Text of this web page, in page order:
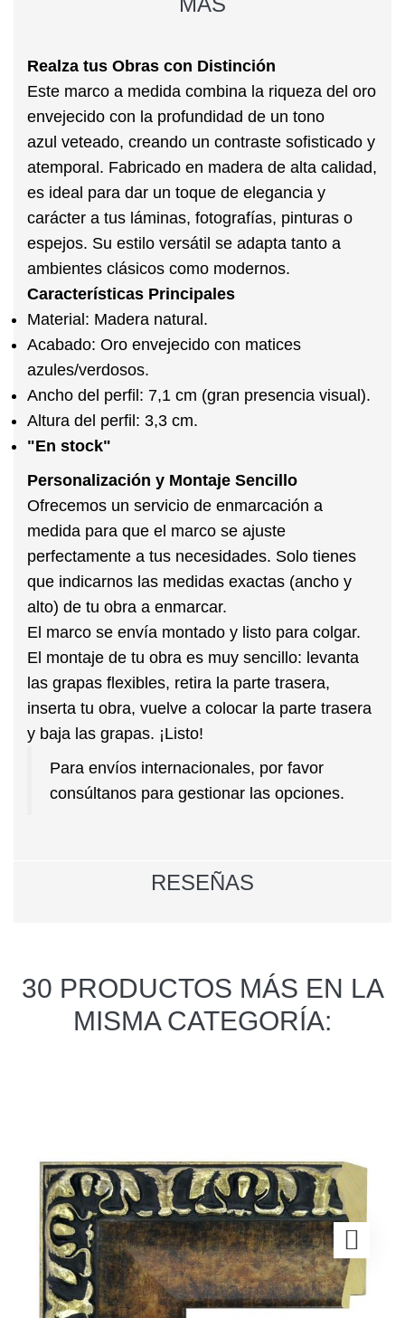
Realza tus Obras con Distinción
Este marco a medida combina la riqueza del oro
envejecido con la profundidad de un tono
azul veteado, creando un contraste sofisticado y
atemporal. Fabricado en madera de alta calidad,
es ideal para dar un toque de elegancia y
carácter a tus láminas, fotografías, pinturas o
espejos. Su estilo versátil se adapta tanto a
ambientes clásicos como modernos.
Características Principales
Material: Madera natural.
Acabado: Oro envejecido con matices
azules/verdosos.
Ancho del perfil: 7,1 cm (gran presencia visual).
Altura del perfil: 3,3 cm.
"En stock"
Personalización y Montaje Sencillo
Ofrecemos un servicio de enmarcación a
medida para que el marco se ajuste
perfectamente a tus necesidades. Solo tienes
que indicarnos las medidas exactas (ancho y
alto) de tu obra a enmarcar.
El marco se envía montado y listo para colgar.
El montaje de tu obra es muy sencillo: levanta
las grapas flexibles, retira la parte trasera,
inserta tu obra, vuelve a colocar la parte trasera
y baja las grapas. ¡Listo!
Para envíos internacionales, por favor
consúltanos para gestionar las opciones.
RESEÑAS
30 PRODUCTOS MÁS EN LA
MISMA CATEGORÍA: